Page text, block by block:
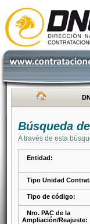
Búsqueda
A través de esta
Entidad:
Tipo Unidad
Tipo de código:
Nro. PAC de la
Ampliación/Reajuste: